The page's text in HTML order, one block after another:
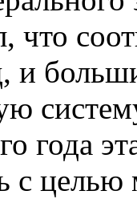
что
и
года
с